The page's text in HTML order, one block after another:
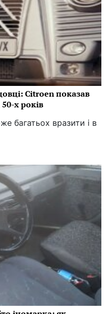
Citroen показав
х років
багатьох вразити і в